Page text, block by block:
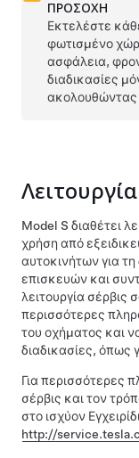
ΠΡΟΣΟΧΗ
Εκτελέστε
φωτισμένο
ασφάλεια,
διαδικασίες
ακολουθώντας
Model S διαθέτει
χρήση από
αυτοκινήτων για
επισκευών και
λειτουργία σέρβις
περισσότερες
του οχήματος και
διαδικασίες, όπως
Για περισσότερες
σέρβις και τον
στο ισχύον
http://